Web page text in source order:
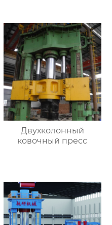
Двухколонный
ковочный пресс